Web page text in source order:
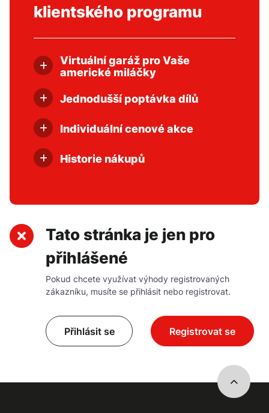
klientského programu
Virtuální garáž pro Vaše
americké miláčky
virtuální garáži i s možností notifikace o
kontrole STK. Hlavní výhodou je
vozidlo.
Jednodušší poptávka dílů
poptávání dílů, které nejsou skladem
nebo jste je na e-shopu nenašli.
Individuální cenové akce
informace dostanete dřív než ostatní.
Historie nákupů
Tato stránka je jen pro
přihlášené
Pokud chcete využívat výhody registrovaných
zákazníku, musíte se přihlásit nebo registrovat.
Přihlásit se Registrovat se